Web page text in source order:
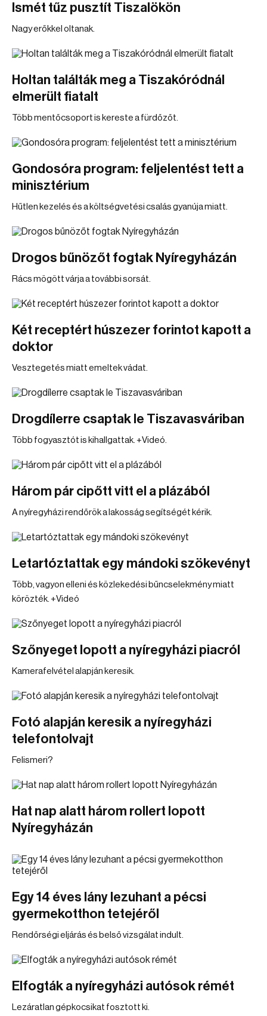
Ismét tűz pusztít Tiszalökön
Nagy erőkkel oltanak.
Holtan találták meg a Tiszakóródnál
elmerült fiatalt
Több mentőcsoport is kereste a fürdőzőt.
Gondosóra program: feljelentést tett a
minisztérium
Hűtlen kezelés és a költségvetési csalás gyanúja miatt.
Drogos bűnözőt fogtak Nyíregyházán
Rács mögött várja a további sorsát.
Két receptért húszezer forintot kapott a
doktor
Vesztegetés miatt emeltek vádat.
Drogdílerre csaptak le Tiszavasváriban
Több fogyasztót is kihallgattak. +Videó.
Három pár cipőtt vitt el a plázából
A nyíregyházi rendőrök a lakosság segítségét kérik.
Letartóztattak egy mándoki szökevényt
Több, vagyon elleni és közlekedési bűncselekmény miatt
körözték. +Videó
Szőnyeget lopott a nyíregyházi piacról
Kamerafelvétel alapján keresik.
Fotó alapján keresik a nyíregyházi
telefontolvajt
Felismeri?
Hat nap alatt három rollert lopott
Nyíregyházán
Egy 14 éves lány lezuhant a pécsi
gyermekotthon tetejéről
Rendőrségi eljárás és belső vizsgálat indult.
Elfogták a nyíregyházi autósok rémét
Lezáratlan gépkocsikat fosztott ki.